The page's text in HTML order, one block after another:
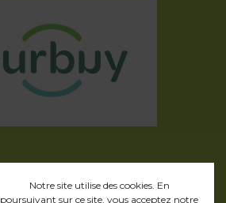
Notre site utilise des cookies. En
poursuivant sur ce site, vous acceptez notre